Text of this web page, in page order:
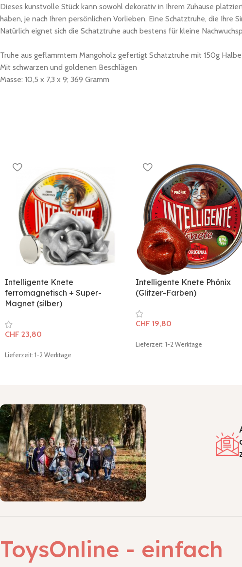
Dieses kunstvolle Stück kann sowohl dekorativ in Ihrem Zuhause
haben, je nach Ihren persönlichen Vorlieben. Eine Schatztruhe, die Ihre
Natürlich eignet sich die Schatztruhe auch bestens für kleine
Truhe aus geflammtem Mangoholz gefertigt Schatztruhe mit 150g
Mit schwarzen und goldenen Beschlägen
Masse: 10,5 x 7,3 x 9; 369 Gramm
Intelligente Knete
ferromagnetisch + Super-
Magnet (silber)
CHF 23,80
Lieferzeit: 1-2 Werktage
Intelligente Knete Phönix
(Glitzer-Farben)
CHF 19,80
Lieferzeit: 1-2 Werktage
ToysOnline - einfach